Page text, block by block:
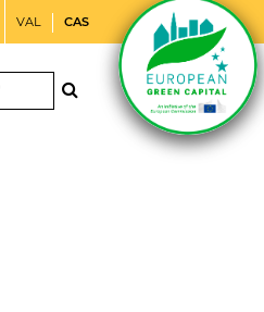
VAL CAS